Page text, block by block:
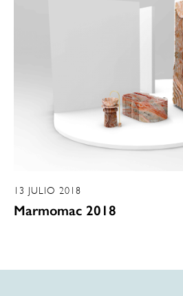
13 JULIO 2018
Marmomac 2018